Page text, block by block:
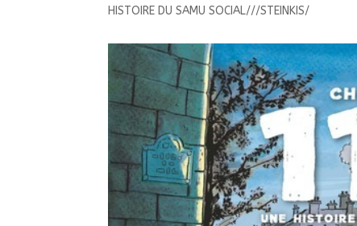
HISTOIRE DU SAMU SOCIAL///STEINKIS/